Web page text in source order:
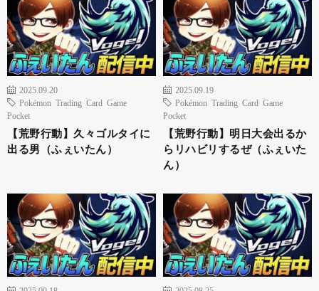
2025.09.20
Pokémon Trading Card Game
Pocket
【荒野行動】久々ゴルタイに
出る男（ふぇいたん）
2025.09.19
Pokémon Trading Card Game
Pocket
【荒野行動】明日大会出るか
らリハビリするぜ（ふぇいた
ん）